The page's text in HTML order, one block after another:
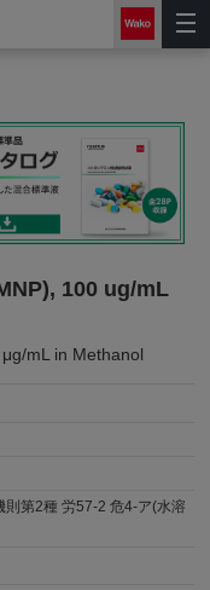
100 ug/mL
mL in Methanol
第2種 労57-2 危4-ア(水溶